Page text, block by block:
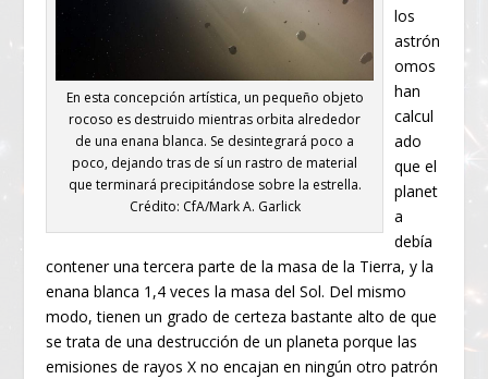
En esta concepción artística, un pequeño objeto
rocoso es destruido mientras orbita alrededor
de una enana blanca. Se desintegrará poco a
poco, dejando tras de sí un rastro de material
que terminará precipitándose sobre la estrella.
Crédito: CfA/Mark A. Garlick
los
astrón
omos
han
calcul
ado
que el
planet
a
debía
contener una tercera parte de la masa de la Tierra, y la
enana blanca 1,4 veces la masa del Sol. Del mismo
modo, tienen un grado de certeza bastante alto de que
se trata de una destrucción de un planeta porque las
emisiones de rayos X no encajan en ningún otro patrón